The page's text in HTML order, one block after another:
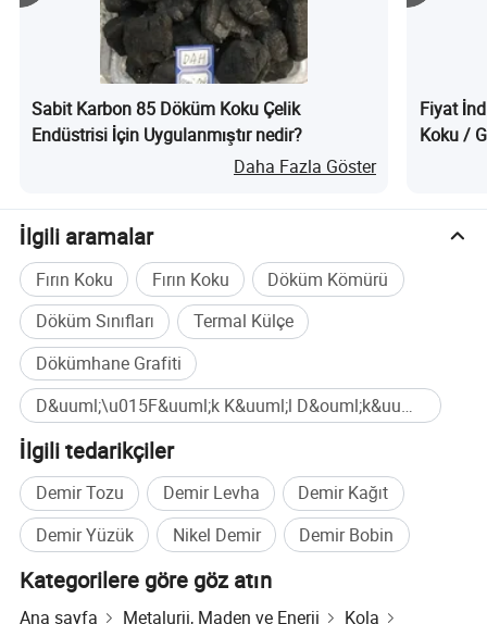
Ürün Parametreleri
Özel sınıf %8 oranında Foundry Coke
Sabit Karbon 85 Döküm Koku Çelik
Endüstrisi İçin Uygulanmıştır nedir?
Daha Fazla Göster
Fiyat
Koku /
İlgili aramalar
Fırın Koku Fırın Koku
Döküm Kömürü
Döküm Sınıfları
Termal Külçe
Dökümhane Grafiti
D&uuml;\u015F&uuml;k K&uuml;l D&ouml;k&uuml;ms&uuml;z Coke Toplu satın alma
İlgili tedarikçiler
Demir Tozu Demir Levha
Demir Kağıt
Demir Yüzük
Nikel Demir Demir Bobin
Kategorilere göre göz atın
Ana sayfa Metalurji, Maden ve Enerji Kola